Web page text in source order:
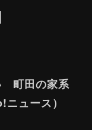
町田の家系
ュース）